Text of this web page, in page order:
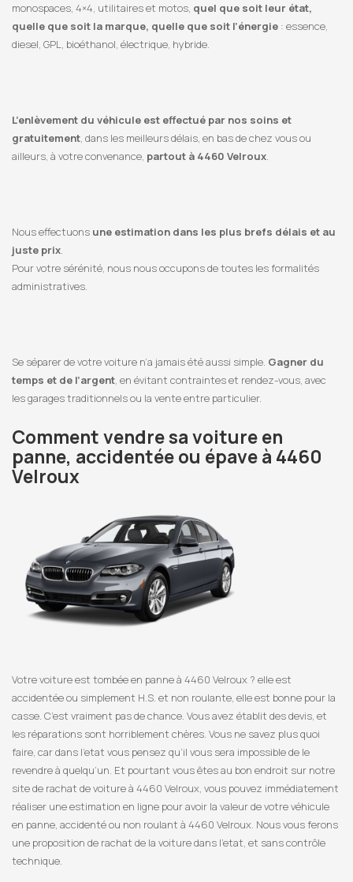
monospaces, 4×4, utilitaires et motos, quel que soit leur état,
quelle que soit la marque, quelle que soit l’énergie : essence,
diesel, GPL, bioéthanol, électrique, hybride.
L’enlèvement du véhicule est effectué par nos soins et
gratuitement, dans les meilleurs délais, en bas de chez vous ou
ailleurs, à votre convenance, partout à 4460 Velroux.
Nous effectuons une estimation dans les plus brefs délais et au
juste prix.
Pour votre sérénité, nous nous occupons de toutes les formalités
administratives.
Se séparer de votre voiture n’a jamais été aussi simple. Gagner du
temps et de l’argent, en évitant contraintes et rendez-vous, avec
les garages traditionnels ou la vente entre particulier.
Comment vendre sa voiture en
panne, accidentée ou épave à 4460
Velroux
Votre voiture est tombée en panne à 4460 Velroux ? elle est
accidentée ou simplement H.S. et non roulante, elle est bonne pour la
casse. C’est vraiment pas de chance. Vous avez établit des devis, et
les réparations sont horriblement chères. Vous ne savez plus quoi
faire, car dans l’etat vous pensez qu’il vous sera impossible de le
revendre à quelqu’un. Et pourtant vous êtes au bon endroit sur notre
site de rachat de voiture à 4460 Velroux, vous pouvez immédiatement
réaliser une estimation en ligne pour avoir la valeur de votre véhicule
en panne, accidenté ou non roulant à 4460 Velroux. Nous vous ferons
une proposition de rachat de la voiture dans l’etat, et sans contrôle
technique.